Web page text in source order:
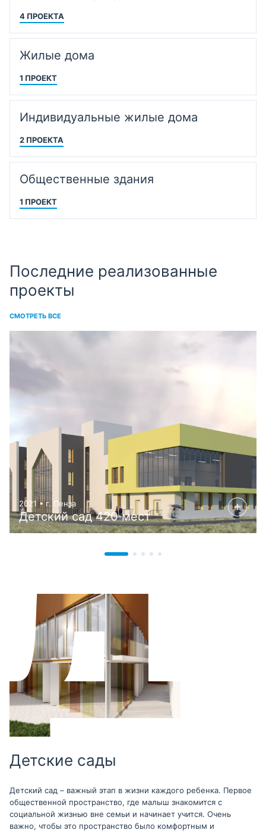
4 ПРОЕКТА
Жилые дома
1 ПРОЕКТ
Индивидуальные жилые дома
2 ПРОЕКТА
Общественные здания
1 ПРОЕКТ
Последние реализованные
проекты
СМОТРЕТЬ ВСЕ
2021 • г. Пенза
Детский сад 420 мест
Детские сады
Детский сад – важный этап в жизни каждого ребенка. Первое
общественной пространство, где малыш знакомится с
социальной жизнью вне семьи и начинает учится. Очень
важно, чтобы это пространство было комфортным и